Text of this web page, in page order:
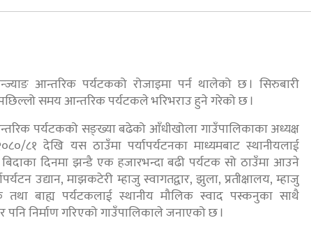
आन्तरिक पर्यटकको रोजाइमा पर्न थालेको छ । सिरुबारी
समय आन्तरिक पर्यटकले भरिभराउ हुने गरेको छ ।
पर्यटकको सङ्ख्या बढेको आँधीखोला गाउँपालिकाका अध्यक्ष
८१ देखि यस ठाउँमा पर्यापर्यटनका माध्यमबाट स्थानीयलाई
बिदाका दिनमा झन्डै एक हजारभन्दा बढी पर्यटक सो ठाउँमा आउने
उद्यान, माझकटेरी म्हाजु स्वागतद्वार, झुला, प्रतीक्षालय, म्हाजु
तथा बाह्य पर्यटकलाई स्थानीय मौलिक स्वाद पस्कनुका साथै
पनि निर्माण गरिएको गाउँपालिकाले जनाएको छ ।